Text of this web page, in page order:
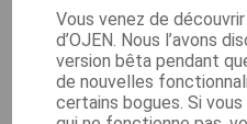
Lire la suite
Date:
2017
Vous venez de
d’OJEN. Nous l’avons
version bêta pendant
de nouvelles
certains bogues. Si